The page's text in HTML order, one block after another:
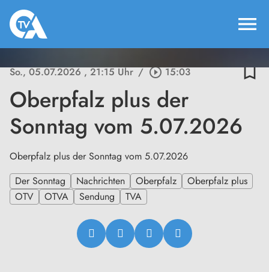
menu
So., 05.07.2026, 21:15 Uhr / play_circle_outline15:03 bookmark_border
Oberpfalz plus der
Sonntag vom 5.07.2026
Oberpfalz plus der Sonntag vom 5.07.2026
Der Sonntag
Nachrichten Oberpfalz
Oberpfalz plus
OTV
OTVA Sendung TVA